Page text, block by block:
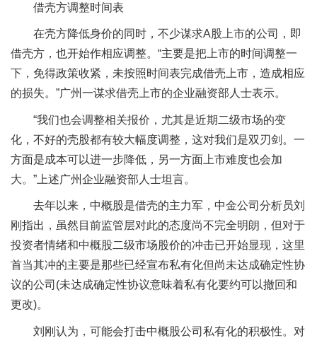
借壳方调整时间表
在壳方降低身价的同时，不少谋求A股上市的公司，即
借壳方，也开始作相应调整。“主要是把上市的时间调整一
下，免得政策收紧，未按照时间表完成借壳上市，造成相应
的损失。”广州一谋求借壳上市的企业融资部人士表示。
“我们也会调整相关报价，尤其是近期二级市场的变
化，不好的壳股都有较大幅度调整，这对我们是双刃剑。一
方面是成本可以进一步降低，另一方面上市难度也会加
大。”上述广州企业融资部人士坦言。
去年以来，中概股是借壳的主力军，中金公司分析员刘
刚指出，虽然目前监管层对此的态度尚不完全明朗，但对于
投资者情绪和中概股二级市场股价的冲击已开始显现，这里
首当其冲的主要是那些已经宣布私有化但尚未达成确定性协
议的公司(未达成确定性协议意味着私有化要约可以撤回和
更改)。
刘刚认为，可能会打击中概股公司私有化的积极性。对